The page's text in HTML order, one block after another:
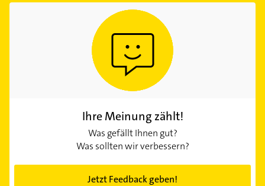
Ihre Meinung zählt!
Was gefällt Ihnen gut?
Was sollten wir verbessern?
Jetzt Feedback geben!